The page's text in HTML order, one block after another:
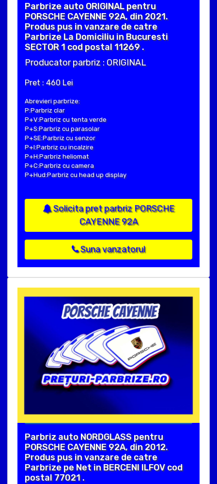
Parbrize auto ORIGINAL pentru
PORSCHE CAYENNE 92A, din 2021.
Produs pus in vanzare de catre
Parbrize La Domiciliu in Bucuresti
SECTOR 1 cod postal 11269 .
Producator parbriz : ORIGINAL
Pret : 460 Lei
Abrevieri parbrize:
P:Parbriz clar
P+V:Parbriz cu tenta verde
P+S:Parbriz cu parasolar
P+SE:Parbriz cu senzor
P+I:Parbriz cu incalzire
P+H:Parbriz heliomat
P+C:Parbriz cu camera
P+Hud:Parbriz cu head up display
Solicita pret parbriz PORSCHE
CAYENNE 92A
Suna vanzatorul
Parbriz auto NORDGLASS pentru
PORSCHE CAYENNE 92A, din 2012.
Produs pus in vanzare de catre
Parbrize pe Net in BERCENI ILFOV cod
postal 77021 .